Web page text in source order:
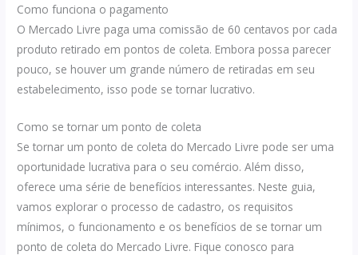
Como funciona o pagamento
O Mercado Livre paga uma comissão de 60 centavos por cada
produto retirado em pontos de coleta. Embora possa parecer
pouco, se houver um grande número de retiradas em seu
estabelecimento, isso pode se tornar lucrativo.
Como se tornar um ponto de coleta
Se tornar um ponto de coleta do Mercado Livre pode ser uma
oportunidade lucrativa para o seu comércio. Além disso,
oferece uma série de benefícios interessantes. Neste guia,
vamos explorar o processo de cadastro, os requisitos
mínimos, o funcionamento e os benefícios de se tornar um
ponto de coleta do Mercado Livre. Fique conosco para